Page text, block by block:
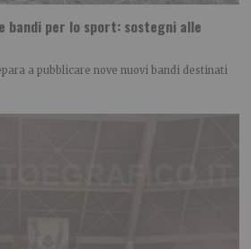
bandi per lo sport: sostegni alle
a pubblicare nove nuovi bandi destinati